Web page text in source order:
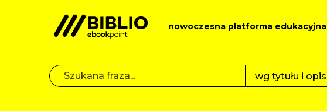
nowoczesna platforma edukacyjna